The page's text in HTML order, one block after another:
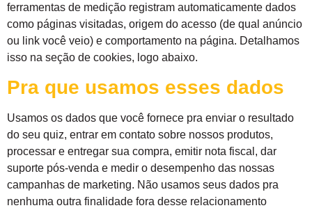
ferramentas de medição registram automaticamente dados
como páginas visitadas, origem do acesso (de qual anúncio
ou link você veio) e comportamento na página. Detalhamos
isso na seção de cookies, logo abaixo.
Pra que usamos esses dados
Usamos os dados que você fornece pra enviar o resultado
do seu quiz, entrar em contato sobre nossos produtos,
processar e entregar sua compra, emitir nota fiscal, dar
suporte pós-venda e medir o desempenho das nossas
campanhas de marketing. Não usamos seus dados pra
nenhuma outra finalidade fora desse relacionamento